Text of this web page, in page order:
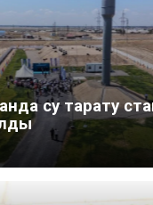
су тарату